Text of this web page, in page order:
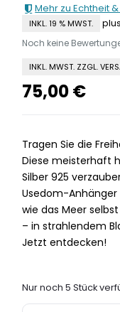
Mehr zu Echtheit
INKL. 19 % MWST.
Noch keine
INKL. MWST. ZZGL.
75,00€
Tragen Sie die
Diese meisterhaft
Silber 925
Usedom-Anhänger
wie das Meer
– in strahlendem
Jetzt entdecken!
Nur noch 5 Stück